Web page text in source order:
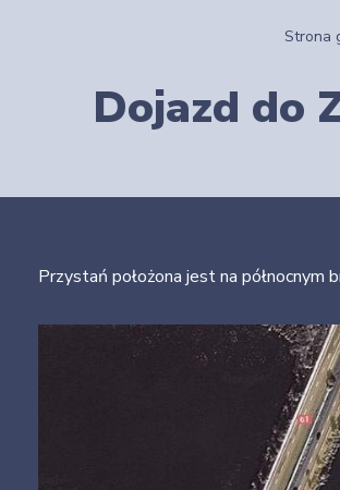
Strona
Dojazd do
Przystań położona jest na północnym